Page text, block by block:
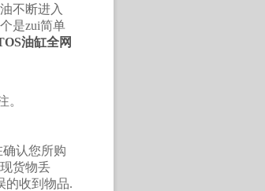
不断进入
是zui简单
油缸全网
。
认您所购
货物丢
的收到物品.